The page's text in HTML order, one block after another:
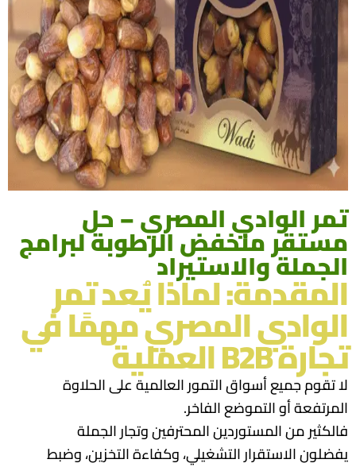
تمر الوادي المصري – حل
مستقر منخفض الرطوبة لبرامج
الجملة والاستيراد
المقدمة: لماذا يُعد تمر
الوادي المصري مهمًا في
تجارة B2B العملية
لا تقوم جميع أسواق التمور العالمية على الحلاوة
المرتفعة أو التموضع الفاخر.
فالكثير من المستوردين المحترفين وتجار الجملة
يفضلون الاستقرار التشغيلي، وكفاءة التخزين، وضبط